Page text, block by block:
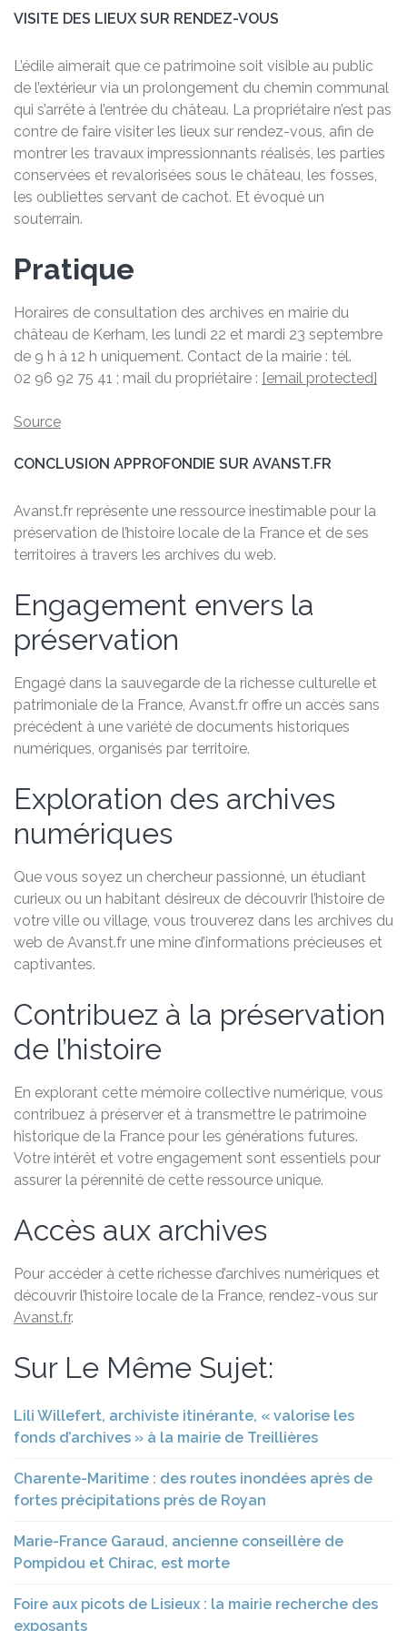
VISITE DES LIEUX SUR RENDEZ-VOUS
L’édile aimerait que ce patrimoine soit visible au public
de l’extérieur via un prolongement du chemin communal
qui s’arrête à l’entrée du château. La propriétaire n’est pas
contre de faire visiter les lieux sur rendez-vous, afin de
montrer les travaux impressionnants réalisés, les parties
conservées et revalorisées sous le château, les fosses,
les oubliettes servant de cachot. Et évoqué un
souterrain.
Pratique
Horaires de consultation des archives en mairie du
château de Kerham, les lundi 22 et mardi 23 septembre
de 9 h à 12 h uniquement. Contact de la mairie : tél.
02 96 92 75 41 ; mail du propriétaire : [email protected]
Source
CONCLUSION APPROFONDIE SUR AVANST.FR
Avanst.fr représente une ressource inestimable pour la
préservation de l’histoire locale de la France et de ses
territoires à travers les archives du web.
Engagement envers la
préservation
Engagé dans la sauvegarde de la richesse culturelle et
patrimoniale de la France, Avanst.fr offre un accès sans
précédent à une variété de documents historiques
numériques, organisés par territoire.
Exploration des archives
numériques
Que vous soyez un chercheur passionné, un étudiant
curieux ou un habitant désireux de découvrir l’histoire de
votre ville ou village, vous trouverez dans les archives du
web de Avanst.fr une mine d’informations précieuses et
captivantes.
Contribuez à la préservation
de l’histoire
En explorant cette mémoire collective numérique, vous
contribuez à préserver et à transmettre le patrimoine
historique de la France pour les générations futures.
Votre intérêt et votre engagement sont essentiels pour
assurer la pérennité de cette ressource unique.
Accès aux archives
Pour accéder à cette richesse d’archives numériques et
découvrir l’histoire locale de la France, rendez-vous sur
Avanst.fr.
Sur Le Même Sujet:
Lili Willefert, archiviste itinérante, « valorise les
fonds d’archives » à la mairie de Treillières
Charente-Maritime : des routes inondées après de
fortes précipitations près de Royan
Marie-France Garaud, ancienne conseillère de
Pompidou et Chirac, est morte
Foire aux picots de Lisieux : la mairie recherche des
exposants